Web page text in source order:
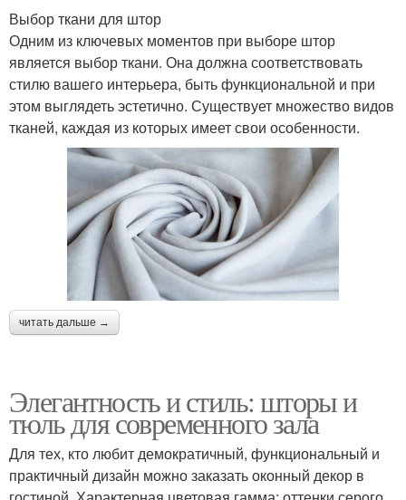
Выбор ткани для штор
Одним из ключевых моментов при выборе штор
является выбор ткани. Она должна соответствовать
стилю вашего интерьера, быть функциональной и при
этом выглядеть эстетично. Существует множество видов
тканей, каждая из которых имеет свои особенности.
читать дальше →
Элегантность и стиль: шторы и
тюль для современного зала
Для тех, кто любит демократичный, функциональный и
практичный дизайн можно заказать оконный декор в